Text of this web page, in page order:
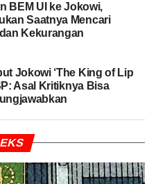
HI sebelumnya diikuti
BEM se-Universitas
tersebut, mereka
dan kebijakan
perhatian publik.
(BBM), hingga
Bergizi Gratis (MBG)
BEM UI ke Jokowi,
Saatnya Mencari
Kekurangan
Jokowi ‘The King of Lip
Asal Kritiknya Bisa